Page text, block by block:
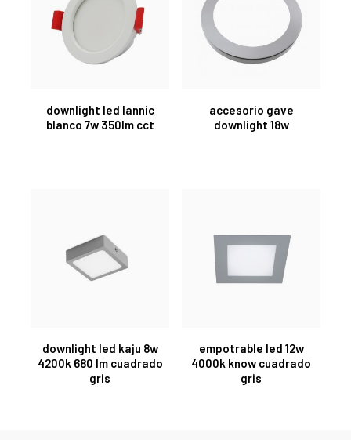
downlight led lannic
blanco 7w 350lm cct
accesorio gave
downlight 18w
downlight led kaju 8w
4200k 680 lm cuadrado
gris
empotrable led 12w
4000k know cuadrado
gris